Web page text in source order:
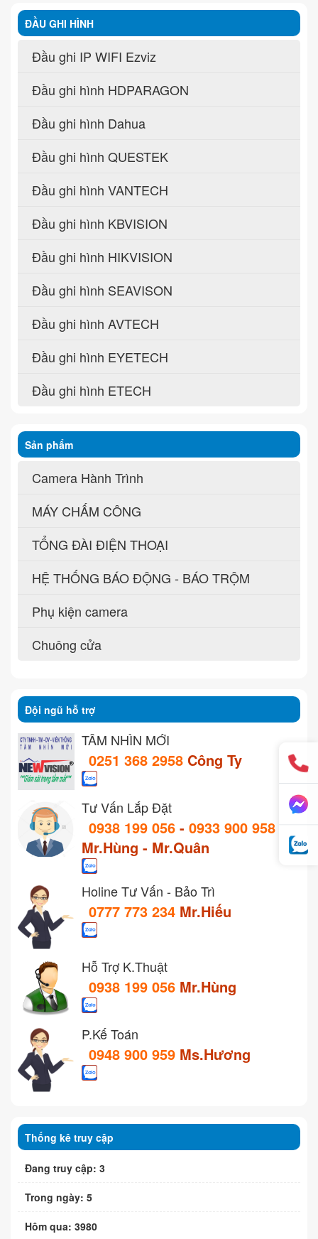
ĐẦU GHI HÌNH
Đầu ghi IP WIFI Ezviz
Đầu ghi hình HDPARAGON
Đầu ghi hình Dahua
Đầu ghi hình QUESTEK
Đầu ghi hình VANTECH
Đầu ghi hình KBVISION
Đầu ghi hình HIKVISION
Đầu ghi hình SEAVISON
Đầu ghi hình AVTECH
Đầu ghi hình EYETECH
Đầu ghi hình ETECH
Sản phẩm
Camera Hành Trình
MÁY CHẤM CÔNG
TỔNG ĐÀI ĐIỆN THOẠI
HỆ THỐNG BÁO ĐỘNG - BÁO TRỘM
Phụ kiện camera
Chuông cửa
Đội ngũ hỗ trợ
TẦM NHÌN MỚI
0251 368 2958 Công Ty
Tư Vấn Lắp Đặt
0938 199 056 - 0933 900 958
Mr.Hùng - Mr.Quân
Holine Tư Vấn - Bảo Trì
0777 773 234 Mr.Hiếu
Hỗ Trợ K.Thuật
0938 199 056 Mr.Hùng
P.Kế Toán
0948 900 959 Ms.Hương
Thống kê truy cập
Đang truy cập: 3
Trong ngày: 5
Hôm qua: 3980